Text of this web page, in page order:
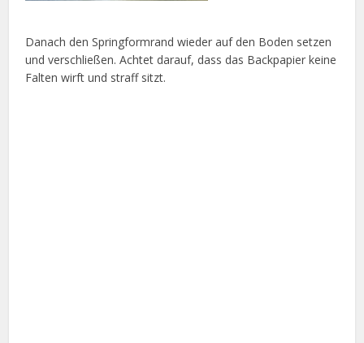
Danach den Springformrand wieder auf den Boden setzen
und verschließen. Achtet darauf, dass das Backpapier keine
Falten wirft und straff sitzt.